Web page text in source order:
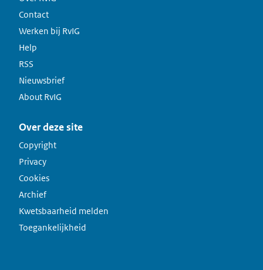
Contact
Werken bij RvIG
Help
RSS
Nieuwsbrief
About RvIG
Over deze site
Copyright
Privacy
Cookies
Archief
Kwetsbaarheid melden
Toegankelijkheid